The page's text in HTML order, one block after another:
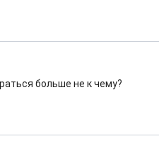
больше не к чему?